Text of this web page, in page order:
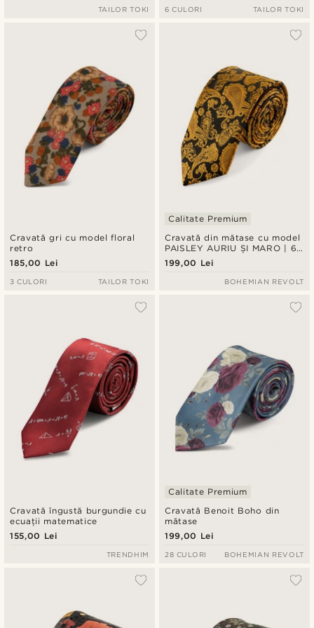
TAILOR TOKI 6 CULORI TAILOR TOKI
Cravată gri cu model floral
retro
185,00 Lei
3 CULORI TAILOR TOKI
Cravată din mătase cu model
PAISLEY AURIU ȘI MARO | 6
cm
Calitate Premium
199,00 Lei
BOHEMIAN REVOLT
Cravată îngustă burgundie cu
ecuații matematice
155,00 Lei
TRENDHIM
Cravată Benoit Boho din
mătase
Calitate Premium
199,00 Lei
28 CULORI BOHEMIAN REVOLT